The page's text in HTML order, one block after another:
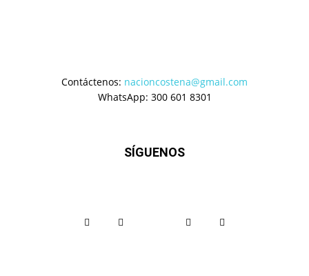
Contáctenos: nacioncostena@gmail.com
WhatsApp: 300 601 8301
SÍGUENOS